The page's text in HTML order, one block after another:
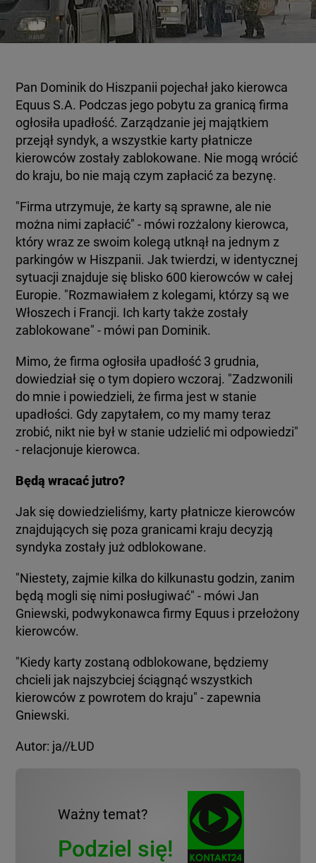
Pan Dominik do Hiszpanii pojechał jako kierowca
Equus S.A. Podczas jego pobytu za granicą firma
ogłosiła upadłość. Zarządzanie jej majątkiem
przejął syndyk, a wszystkie karty płatnicze
kierowców zostały zablokowane. Nie mogą wrócić
do kraju, bo nie mają czym zapłacić za bezynę.
"Firma utrzymuje, że karty są sprawne, ale nie
można nimi zapłacić" - mówi rozżalony kierowca,
który wraz ze swoim kolegą utknął na jednym z
parkingów w Hiszpanii. Jak twierdzi, w identycznej
sytuacji znajduje się blisko 600 kierowców w całej
Europie. "Rozmawiałem z kolegami, którzy są we
Włoszech i Francji. Ich karty także zostały
zablokowane" - mówi pan Dominik.
Mimo, że firma ogłosiła upadłość 3 grudnia,
dowiedział się o tym dopiero wczoraj. "Zadzwonili
do mnie i powiedzieli, że firma jest w stanie
upadłości. Gdy zapytałem, co my mamy teraz
zrobić, nikt nie był w stanie udzielić mi odpowiedzi"
- relacjonuje kierowca.
Będą wracać jutro?
Jak się dowiedzieliśmy, karty płatnicze kierowców
znajdujących się poza granicami kraju decyzją
syndyka zostały już odblokowane.
"Niestety, zajmie kilka do kilkunastu godzin, zanim
będą mogli się nimi posługiwać" - mówi Jan
Gniewski, podwykonawca firmy Equus i przełożony
kierowców.
"Kiedy karty zostaną odblokowane, będziemy
chcieli jak najszybciej ściągnąć wszystkich
kierowców z powrotem do kraju" - zapewnia
Gniewski.
Autor: ja//ŁUD
Ważny temat?
Podziel się!